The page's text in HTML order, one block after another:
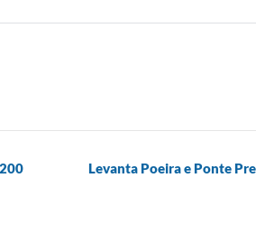
Levanta Poeira e Ponte